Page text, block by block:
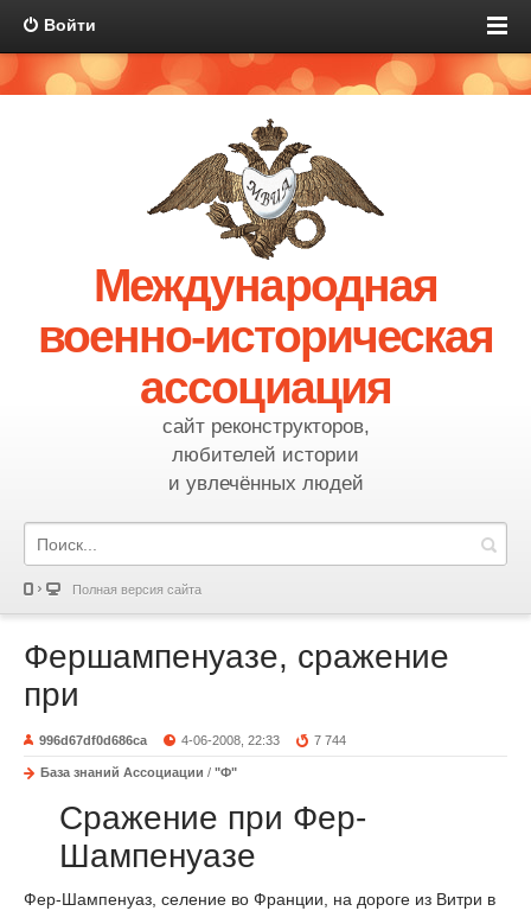
Войти
Международная
военно-историческая
ассоциация
сайт реконструкторов,
любителей истории
и увлечённых людей
Полная версия сайта
Фершампенуазе, сражение
при
996d67df0d686ca 4-06-2008, 22:33 7 744
База знаний Ассоциации / "Ф"
Сражение при Фер-
Шампенуазе
Фер-Шампенуаз, селение во Франции, на дороге из Витри в